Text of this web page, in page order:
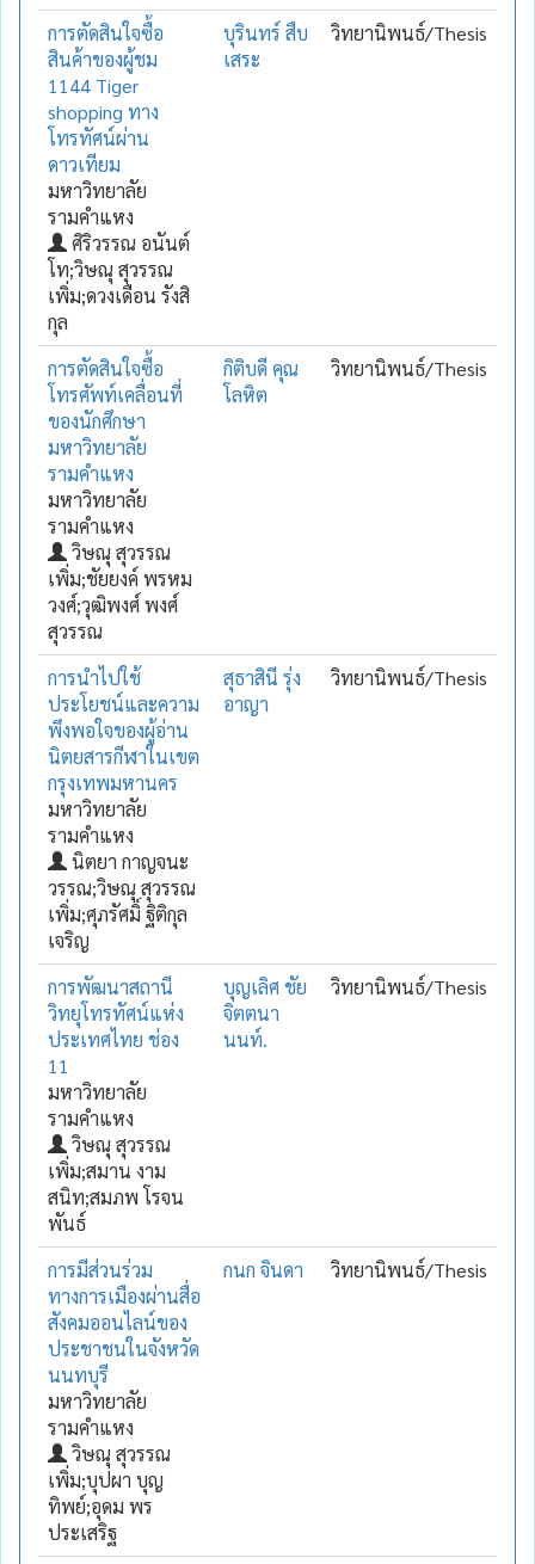
การตัดสินใจซื้อ
สินค้าของผู้ชม
1144 Tiger
shopping ทาง
โทรทัศน์ผ่าน
ดาวเทียม
มหาวิทยาลัย
รามคำแหง
ศิริวรรณ อนันต์
โท;วิษณุ สุวรรณ
เพิ่ม;ดวงเดือน รังสิ
กุล
บุรินทร์ สืบ
เสระ
วิทยานิพนธ์/Thesis
การตัดสินใจซื้อ
โทรศัพท์เคลื่อนที่
ของนักศึกษา
มหาวิทยาลัย
รามคำแหง
มหาวิทยาลัย
รามคำแหง
วิษณุ สุวรรณ
เพิ่ม;ชัยยงค์ พรหม
วงศ์;วุฒิพงศ์ พงศ์
สุวรรณ
กิติบดี คุณ
โลหิต
วิทยานิพนธ์/Thesis
การนำไปใช้
ประโยชน์และความ
พึงพอใจของผู้อ่าน
นิตยสารกีฬาในเขต
กรุงเทพมหานคร
มหาวิทยาลัย
รามคำแหง
นิตยา กาญจนะ
วรรณ;วิษณุ สุวรรณ
เพิ่ม;ศุภรัศมิ์ ฐิติกุล
เจริญ
สุธาสินี รุ่ง
อาญา
วิทยานิพนธ์/Thesis
การพัฒนาสถานี
วิทยุโทรทัศน์แห่ง
ประเทศไทย ช่อง
11
มหาวิทยาลัย
รามคำแหง
วิษณุ สุวรรณ
เพิ่ม;สมาน งาม
สนิท;สมภพ โรจน
พันธ์
บุญเลิศ ชัย
จิตตนา
นนท์.
วิทยานิพนธ์/Thesis
การมีส่วนร่วม
ทางการเมืองผ่านสื่อ
สังคมออนไลน์ของ
ประชาชนในจังหวัด
นนทบุรี
มหาวิทยาลัย
รามคำแหง
วิษณุ สุวรรณ
เพิ่ม;บุปผา บุญ
ทิพย์;อุดม พร
ประเสริฐ
กนก จินดา วิทยานิพนธ์/Thesis